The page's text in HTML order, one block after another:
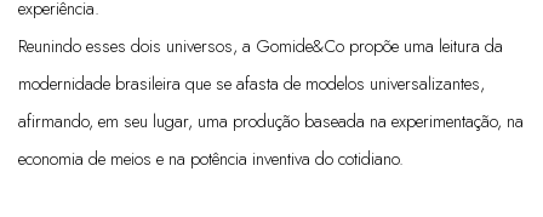
experiência.
Reunindo esses dois universos, a Gomide&Co propõe uma leitura da
modernidade brasileira que se afasta de modelos universalizantes,
afirmando, em seu lugar, uma produção baseada na experimentação, na
economia de meios e na potência inventiva do cotidiano.